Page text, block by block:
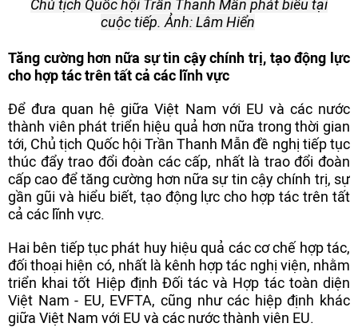
Chủ tịch Quốc hội Trần Thanh Mẫn phát biểu tại
cuộc tiếp. Ảnh: Lâm Hiển
Tăng cường hơn nữa sự tin cậy chính trị, tạo động lực
cho hợp tác trên tất cả các lĩnh vực
Để đưa quan hệ giữa Việt Nam với EU và các nước
thành viên phát triển hiệu quả hơn nữa trong thời gian
tới, Chủ tịch Quốc hội Trần Thanh Mẫn đề nghị tiếp tục
thúc đẩy trao đổi đoàn các cấp, nhất là trao đổi đoàn
cấp cao để tăng cường hơn nữa sự tin cậy chính trị, sự
gần gũi và hiểu biết, tạo động lực cho hợp tác trên tất
cả các lĩnh vực.
Hai bên tiếp tục phát huy hiệu quả các cơ chế hợp tác,
đối thoại hiện có, nhất là kênh hợp tác nghị viện, nhằm
triển khai tốt Hiệp định Đối tác và Hợp tác toàn diện
Việt Nam - EU, EVFTA, cũng như các hiệp định khác
giữa Việt Nam với EU và các nước thành viên EU.